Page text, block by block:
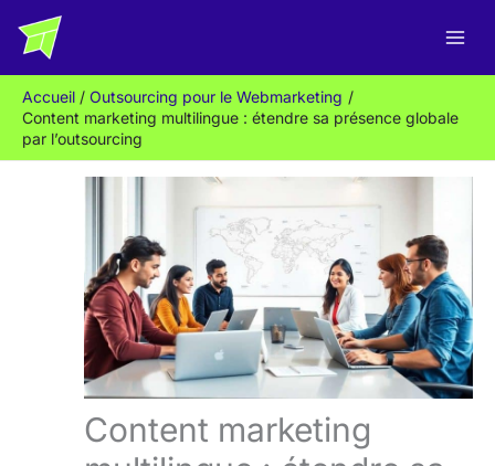
Accueil
Outsourcing pour le Webmarketing
Content marketing multilingue : étendre sa présence globale
par l’outsourcing
Content marketing
e
c
h
e